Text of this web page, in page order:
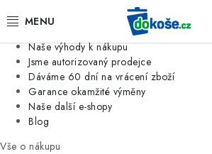
Jsme tradiční česká firma
Naše výhody k nákupu
Jsme autorizovaný prodejce
Dáváme 60 dní na vrácení zboží
Garance okamžité výměny
Naše další e-shopy
Blog
Vše o nákupu
KOŠE
SÁČKY